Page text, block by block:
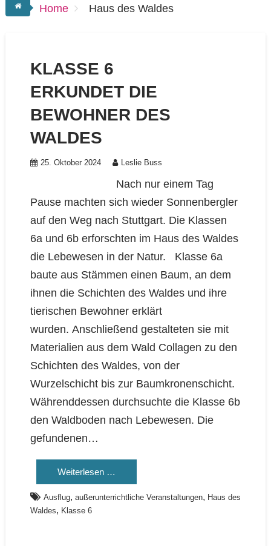
Home Haus des Waldes
KLASSE 6
ERKUNDET DIE
BEWOHNER DES
WALDES
25. Oktober 2024 Leslie Buss
Nach nur einem Tag
Pause machten sich wieder Sonnenbergler
auf den Weg nach Stuttgart. Die Klassen
6a und 6b erforschten im Haus des Waldes
die Lebewesen in der Natur. Klasse 6a
baute aus Stämmen einen Baum, an dem
ihnen die Schichten des Waldes und ihre
tierischen Bewohner erklärt
wurden. Anschließend gestalteten sie mit
Materialien aus dem Wald Collagen zu den
Schichten des Waldes, von der
Wurzelschicht bis zur Baumkronenschicht.
Währenddessen durchsuchte die Klasse 6b
den Waldboden nach Lebewesen. Die
gefundenen…
Weiterlesen …
Ausflug, außerunterrichtliche Veranstaltungen, Haus des
Waldes, Klasse 6